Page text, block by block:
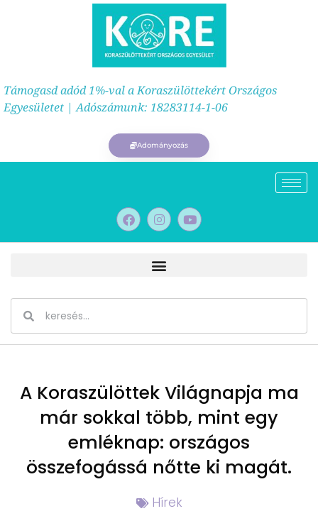
Támogasd adód 1%-val a Koraszülöttekért Országos
Egyesületet | Adószámunk: 18283114-1-06
Adományozás
A Koraszülöttek Világnapja ma
már sokkal több, mint egy
emléknap: országos
összefogássá nőtte ki magát.
Hírek